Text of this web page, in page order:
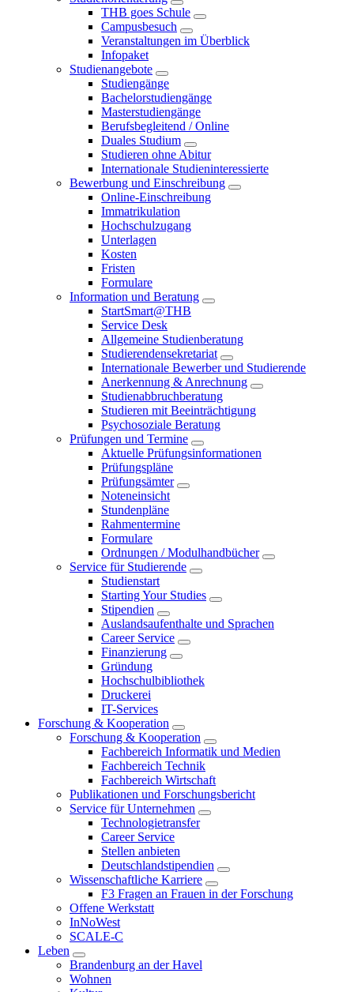
THB goes Schule
Campusbesuch
Veranstaltungen im Überblick
Infopaket
Studienangebote
Studiengänge
Bachelorstudiengänge
Masterstudiengänge
Berufsbegleitend / Online
Duales Studium
Studieren ohne Abitur
Internationale Studieninteressierte
Bewerbung und Einschreibung
Online-Einschreibung
Immatrikulation
Hochschulzugang
Unterlagen
Kosten
Fristen
Formulare
Information und Beratung
StartSmart@THB
Service Desk
Allgemeine Studienberatung
Studierendensekretariat
Internationale Bewerber und Studierende
Anerkennung & Anrechnung
Studienabbruchberatung
Studieren mit Beeinträchtigung
Psychosoziale Beratung
Prüfungen und Termine
Aktuelle Prüfungsinformationen
Prüfungspläne
Prüfungsämter
Noteneinsicht
Stundenpläne
Rahmentermine
Formulare
Ordnungen / Modulhandbücher
Service für Studierende
Studienstart
Starting Your Studies
Stipendien
Auslandsaufenthalte und Sprachen
Career Service
Finanzierung
Gründung
Hochschulbibliothek
Druckerei
IT-Services
Forschung & Kooperation
Forschung & Kooperation
Fachbereich Informatik und Medien
Fachbereich Technik
Fachbereich Wirtschaft
Publikationen und Forschungsbericht
Service für Unternehmen
Technologietransfer
Career Service
Stellen anbieten
Deutschlandstipendien
Wissenschaftliche Karriere
F3 Fragen an Frauen in der Forschung
Offene Werkstatt
InNoWest
SCALE-C
Leben
Brandenburg an der Havel
Wohnen